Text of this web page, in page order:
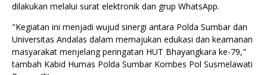
dilakukan melalui surat elektronik dan grup WhatsApp.
"Kegiatan ini menjadi wujud sinergi antara Polda Sumbar dan
Universitas Andalas dalam memajukan edukasi dan keamanan
masyarakat menjelang peringatan HUT Bhayangkara ke-79,"
tambah Kabid Humas Polda Sumbar Kombes Pol Susmelawati